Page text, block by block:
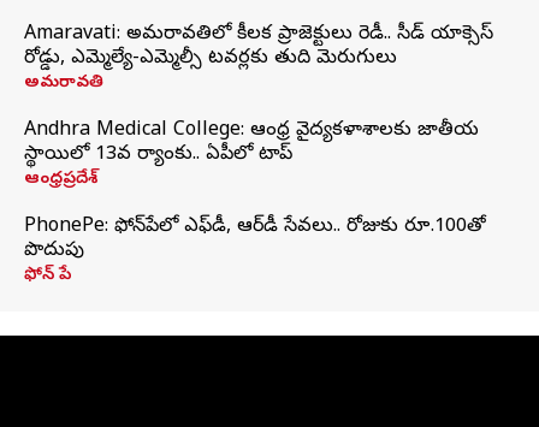
Amaravati: అమరావతిలో కీలక ప్రాజెక్టులు రెడీ.. సీడ్‌ యాక్సెస్‌
రోడ్డు, ఎమ్మెల్యే-ఎమ్మెల్సీ టవర్లకు తుది మెరుగులు
అమరావతి
Andhra Medical College: ఆంధ్ర వైద్యకళాశాలకు జాతీయ
స్థాయిలో 13వ ర్యాంకు.. ఏపీలో టాప్
ఆంధ్రప్రదేశ్
PhonePe: ఫోన్‌పేలో ఎఫ్‌డీ, ఆర్‌డీ సేవలు.. రోజుకు రూ.100తో
పొదుపు
ఫోన్‌ పే